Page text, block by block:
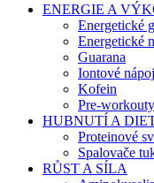
ENERGIE A
Energetické
Energetické
Guarana
Iontové
Kofein
Pre-
HUBNUTÍ A
Proteinové
Spalovače
RŮST A SÍLA